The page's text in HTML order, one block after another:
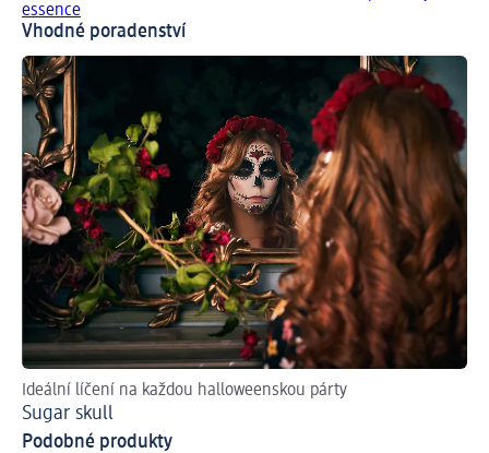
essence
Vhodné poradenství
Ideální líčení na každou halloweenskou párty
Sugar skull
Podobné produkty